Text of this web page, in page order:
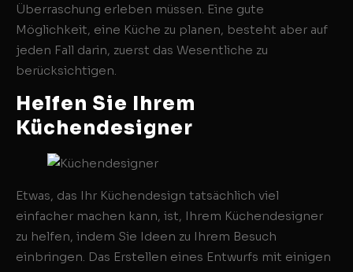
Überraschung erleben müssen. Eine gute
Möglichkeit, eine Küche zu planen, besteht aber auf
jeden Fall darin, zuerst das Wesentliche zu
berücksichtigen.
Helfen Sie Ihrem
Küchendesigner
Etwas, das Ihr Küchendesign tatsächlich viel
einfacher machen kann, ist, Ihrem Küchendesigner
zu helfen, indem Sie Ideen zu Ihrem Besuch
einbringen. Das Erstellen eines Entwurfs mit einigen